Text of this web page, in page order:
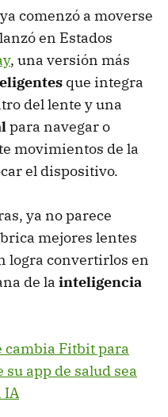
comenzó a moverse
en Estados
, una versión más
que integra
del lente y una
para navegar o
movimientos de la
el dispositivo.
ya no parece
mejores lentes
logra convertirlos en
de la inteligencia
cambia Fitbit para
app de salud sea
IA